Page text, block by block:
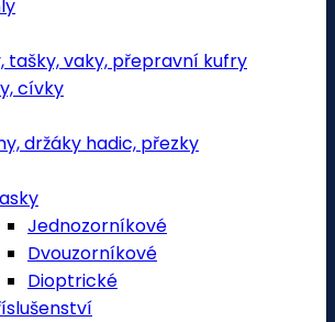
tašky, vaky, přepravní kufry
cívky
držáky hadic, přezky
Jednozorníkové
Dvouzorníkové
Dioptrické